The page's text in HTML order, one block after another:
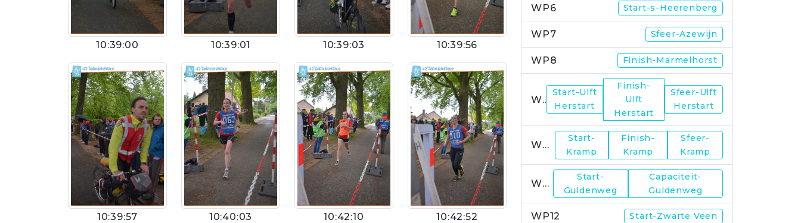
10:39:00 10:39:01 10:39:03 10:39:56
10:39:57 10:40:03 10:42:10 10:42:52
WP6 Start-s-Heerenberg
WP7 Sfeer-Azewijn
WP8 Finish-Marmelhorst
WP9
Start-Ulft
Herstart
Finish-
Ulft
Herstart
Sfeer-Ulft
Herstart
WP10
Start-
Kramp
Finish-
Kramp
Sfeer-
Kramp
WP11
Start-
Guldenweg
Capaciteit-
Guldenweg
WP12 Start-Zwarte Veen